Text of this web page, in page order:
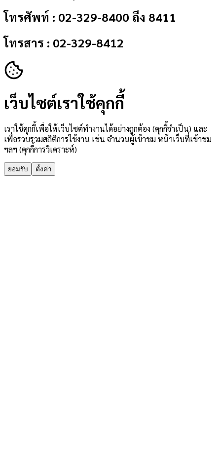
โทรศัพท์ : 02-329-8400 ถึง 8411
โทรสาร : 02-329-8412
เว็บไซต์เราใช้คุกกี้
เราใช้คุกกี้เพื่อให้เว็บไซต์ทำงานได้อย่างถูกต้อง (คุกกี้จำเป็น) และ
เพื่อรวบรวมสถิติการใช้งาน เช่น จำนวนผู้เข้าชม หน้าเว็บที่เข้าชม
ฯลฯ (คุกกี้การวิเคราะห์)
ยอมรับ ตั้งค่า